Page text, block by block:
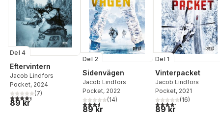
Del 4
Eftervintern
Jacob Lindfors
Pocket, 2024
4,4utav 5 stjärnor. Totalt antal röster:
(7)
89 kr
Del 2
Sidenvägen
Jacob Lindfors
Pocket, 2022
3,6utav 5 stjärnor. Totalt antal röster:
(14)
89 kr
Del 1
Vinterpacket
Jacob Lindfors
Pocket, 2021
4,2utav 5 stjärnor.
(16)
89 kr